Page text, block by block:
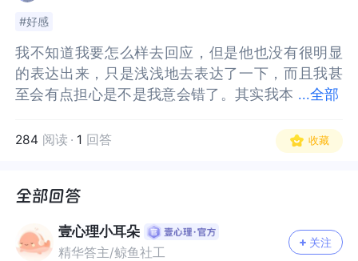
#好感
...全部
我不知道我要怎么样去回应，但是他也没有很明显
的表达出来，只是浅浅地去表达了一下，而且我甚
至会有点担心是不是我意会错了。其实我本
个好感到底来源于我对他的喜欢还是说我觉得我现
在想谈一场恋爱，因为我现在的压力很大，所以我
者说可以缓解一些我的心情。甚至来说如果我真的
回应，因为其实对方也挺优秀的
我不知道我要怎么样去回应，但是他也没有很明显
的表达出来，只是浅浅地去表达了一下，而且我甚
至会有点担心是不是我意会错了。其实我本人也会
到底来源于我对他的喜欢还是说我觉得我现在想谈
一场恋爱，因为我现在的压力很大，所以我觉得是
以缓解一些我的心情。甚至来说如果我真的想要去
因为其实对方也挺优秀的
284 阅读 · 1 回答 收藏
壹心理小耳朵
精华答主/鲸鱼社工
关注